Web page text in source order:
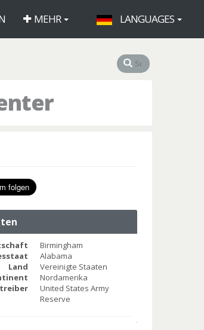
MEHR LANGUAGES
Birmingham
Alabama
Land
Vereinigte Staaten
Nordamerika
United States Army
Reserve